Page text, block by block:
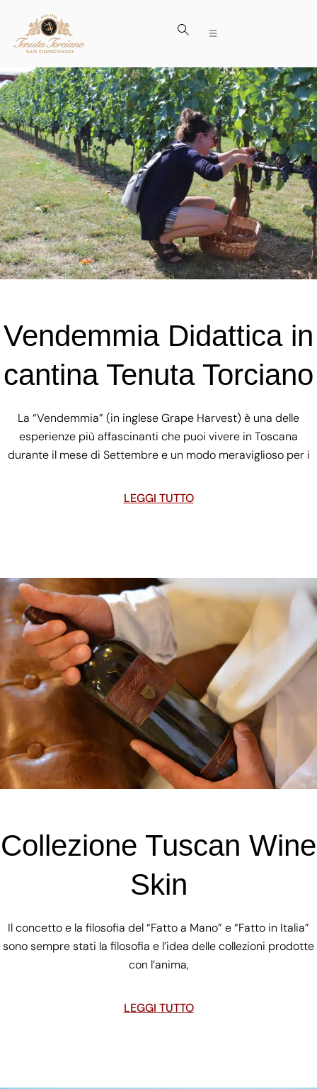
Vendemmia Didattica in
cantina Tenuta Torciano
La “Vendemmia” (in inglese Grape Harvest) è una delle
esperienze più affascinanti che puoi vivere in Toscana
durante il mese di Settembre e un modo meraviglioso per i
LEGGI TUTTO
Collezione Tuscan Wine
Skin
Il concetto e la filosofia del “Fatto a Mano” e “Fatto in Italia”
sono sempre stati la filosofia e l’idea delle collezioni prodotte
con l’anima,
LEGGI TUTTO